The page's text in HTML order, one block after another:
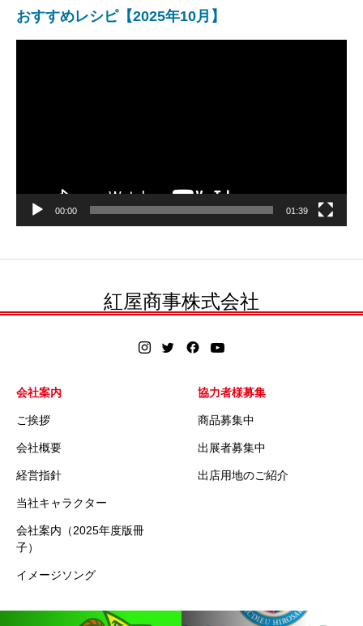
おすすめレシピ【2025年10月】
00:00 01:39
紅屋商事株式会社
会社案内
ご挨拶
会社概要
経営指針
当社キャラクター
会社案内（2025年度版冊
子）
イメージソング
協力者様募集
商品募集中
出展者募集中
出店用地のご紹介